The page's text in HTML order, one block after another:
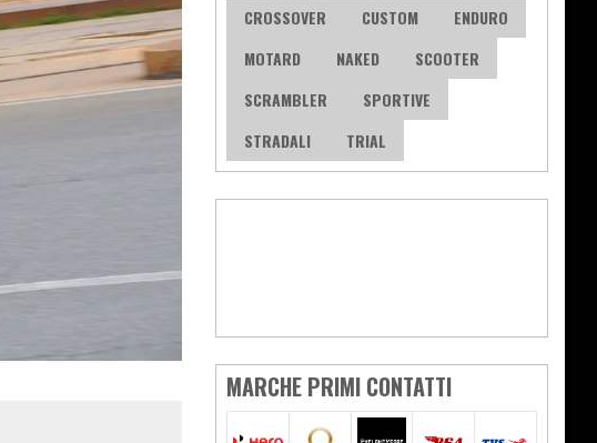
CROSSOVER CUSTOM
ENDURO
MOTARD
NAKED
SCOOTER
SCRAMBLER
SPORTIVE
STRADALI
TRIAL
MARCHE PRIMI CONTATTI